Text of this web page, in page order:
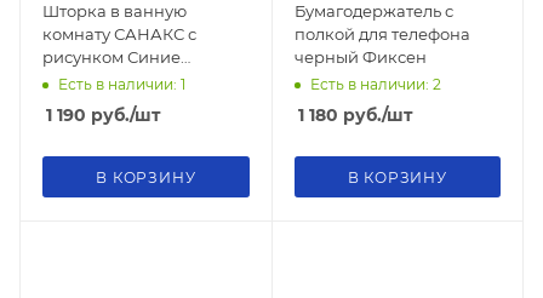
Шторка в ванную
комнату САНАКС с
рисунком Синие
разводы
Есть в наличии: 1
1 190 руб./шт
В КОРЗИНУ
Бумагодержатель с
полкой для телефона
черный Фиксен
Есть в наличии: 2
1 180 руб./шт
В КОРЗИНУ